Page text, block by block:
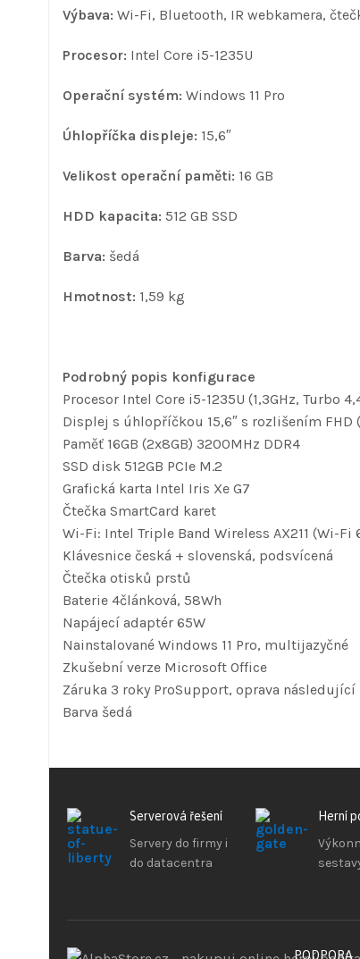
Výbava: Wi-Fi, Bluetooth, IR webkamera,
Procesor: Intel Core i5-1235U
Operační systém: Windows 11 Pro
Úhlopříčka displeje: 15,6″
Velikost operační paměti: 16 GB
HDD kapacita: 512 GB SSD
Barva: šedá
Hmotnost: 1,59 kg
Podrobný popis konfigurace
Procesor Intel Core i5-1235U (1,3GHz, Turbo
Displej s úhlopříčkou 15,6″ s rozlišením FHD
Paměť 16GB (2x8GB) 3200MHz DDR4
SSD disk 512GB PCIe M.2
Grafická karta Intel Iris Xe G7
Čtečka SmartCard karet
Wi-Fi: Intel Triple Band Wireless AX211 (Wi-
Klávesnice česká + slovenská, podsvícená
Čtečka otisků prstů
Baterie 4článková, 58Wh
Napájecí adaptér 65W
Nainstalované Windows 11 Pro, multijazyčné
Zkušební verze Microsoft Office
Záruka 3 roky ProSupport, oprava následující
Barva šedá
Serverová řešení
Servery do firmy i
do datacentra
Herní
PODPORA